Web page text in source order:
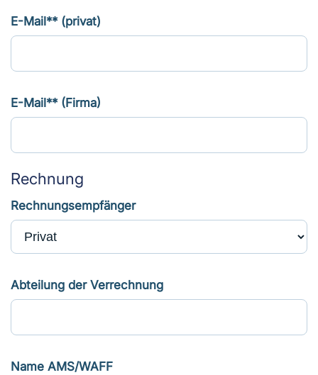
E-Mail** (privat)
E-Mail** (Firma)
Rechnung
Rechnungsempfänger
Abteilung der Verrechnung
Name AMS/WAFF